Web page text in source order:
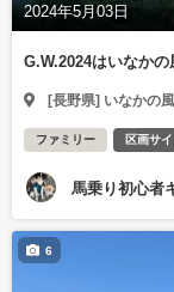
2024年5月03日
G.W.2024はいなかの
[長野県] いなかの風
ファミリー 区画サイ
馬乗り初心者
6